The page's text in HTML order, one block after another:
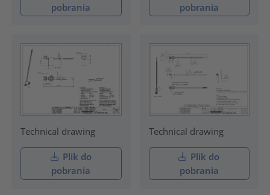
pobrania
pobrania
Technical drawing
Plik do
pobrania
Technical drawing
Plik do
pobrania